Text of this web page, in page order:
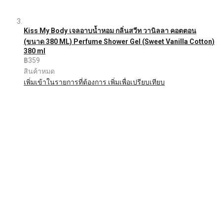
Kiss My Body เจลอาบน้ำหอม กลิ่นสวีท วานิลลา คอตตอน
(ขนาด 380 ML) Perfume Shower Gel (Sweet Vanilla Cotton)
380 ml
฿359
สินค้าหมด
เพิ่มเข้าในรายการที่ต้องการ เพิ่มเพื่อเปรียบเทียบ